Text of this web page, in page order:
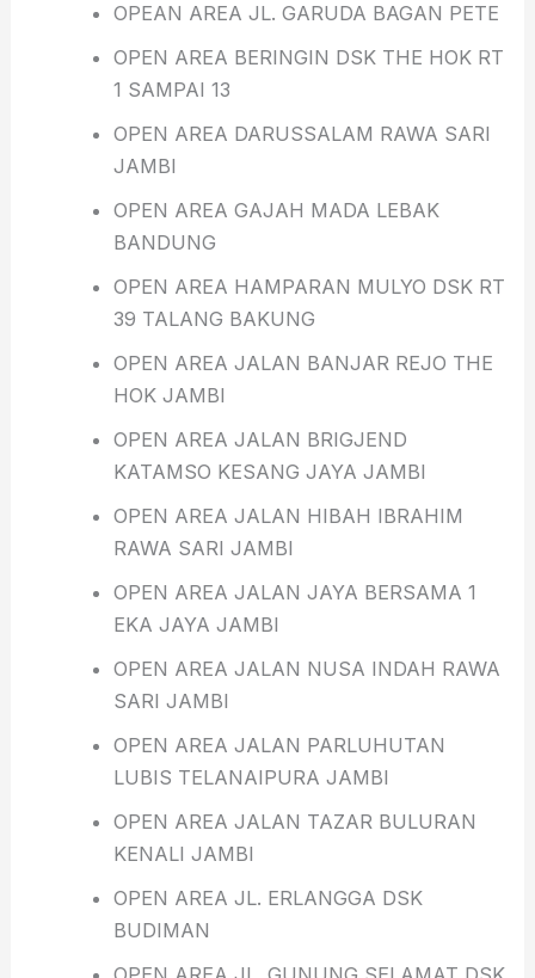
OPEAN AREA JL. GARUDA BAGAN PETE
OPEN AREA BERINGIN DSK THE HOK RT
1 SAMPAI 13
OPEN AREA DARUSSALAM RAWA SARI
JAMBI
OPEN AREA GAJAH MADA LEBAK
BANDUNG
OPEN AREA HAMPARAN MULYO DSK RT
39 TALANG BAKUNG
OPEN AREA JALAN BANJAR REJO THE
HOK JAMBI
OPEN AREA JALAN BRIGJEND
KATAMSO KESANG JAYA JAMBI
OPEN AREA JALAN HIBAH IBRAHIM
RAWA SARI JAMBI
OPEN AREA JALAN JAYA BERSAMA 1
EKA JAYA JAMBI
OPEN AREA JALAN NUSA INDAH RAWA
SARI JAMBI
OPEN AREA JALAN PARLUHUTAN
LUBIS TELANAIPURA JAMBI
OPEN AREA JALAN TAZAR BULURAN
KENALI JAMBI
OPEN AREA JL. ERLANGGA DSK
BUDIMAN